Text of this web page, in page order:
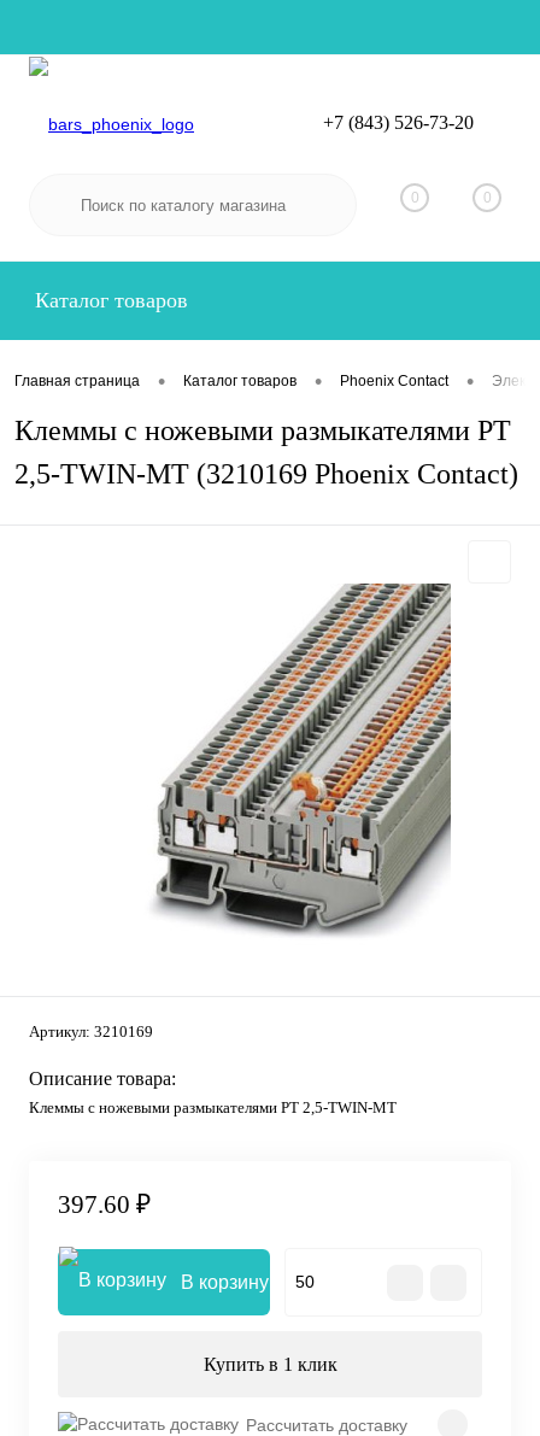
Вход
+7 (843) 526-73-20
0 0
Каталог товаров
Главная страница • Каталог товаров • Phoenix Contact •
Клеммы с ножевыми размыкателями PT
2,5-TWIN-MT (3210169 Phoenix Contact)
Артикул: 3210169
Описание товара:
Клеммы с ножевыми размыкателями PT 2,5-TWIN-MT
397.60 ₽
В корзину
Купить в 1 клик
Рассчитать доставку